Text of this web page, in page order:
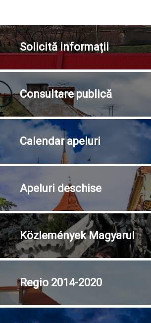
Solicităinformații
Consultarepublică
Calendarapeluri
Apeluri deschise
KözleményekMagyarul
Regio 2014-2020